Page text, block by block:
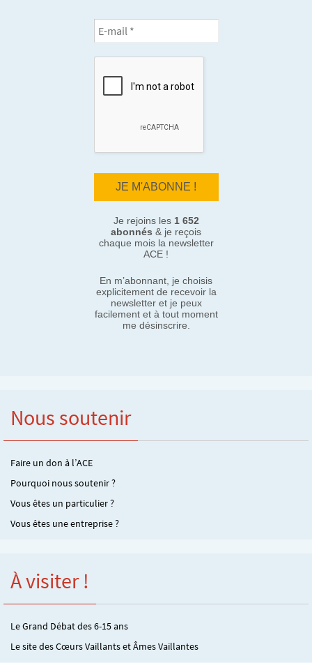
Je rejoins les 1 652
abonnés & je reçois
chaque mois la newsletter
ACE !
En m’abonnant, je choisis
explicitement de recevoir la
newsletter et je peux
facilement et à tout moment
me désinscrire.
Nous soutenir
Faire un don à l’ACE
Pourquoi nous soutenir ?
Vous êtes un particulier ?
Vous êtes une entreprise ?
À visiter !
Le Grand Débat des 6-15 ans
Le site des Cœurs Vaillants et Âmes Vaillantes